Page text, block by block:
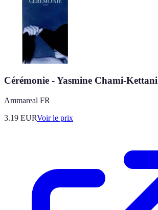
Cérémonie - Yasmine Chami-Kettani
Ammareal FR
3.19 EURVoir le prix